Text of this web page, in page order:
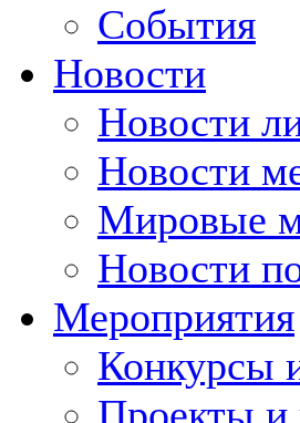
События
Новости
Новости
Новости
Мировые
Новости
Мероприятия
Конкурсы